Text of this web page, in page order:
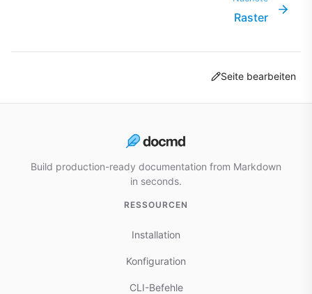
Raster
Seite bearbeiten
Build production-ready documentation from Markdown
in seconds.
RESSOURCEN
Installation
Konfiguration
CLI-Befehle